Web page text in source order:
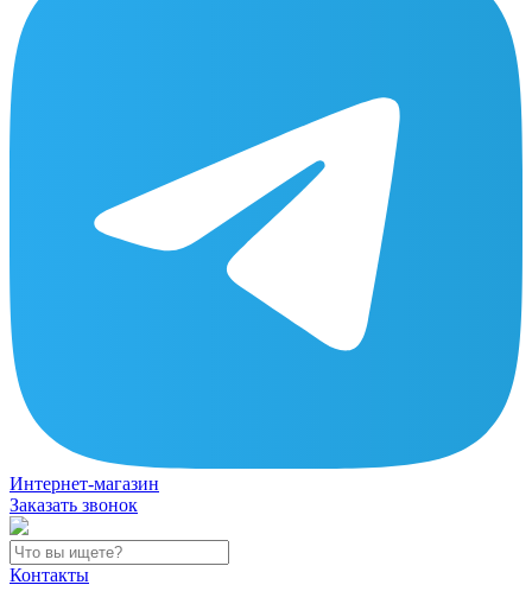
Интернет-магазин
Заказать звонок
Контакты